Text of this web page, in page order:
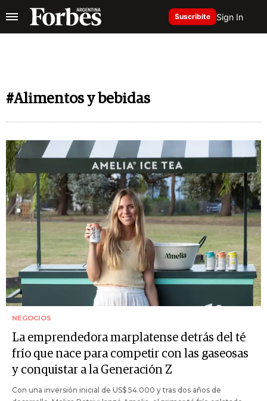
Suscribite Sign In
#Alimentos y bebidas
NEGOCIOS
La emprendedora marplatense detrás del té
frío que nace para competir con las gaseosas
y conquistar a la Generación Z
Con una inversión inicial de US$ 54.000 y tras dos años de